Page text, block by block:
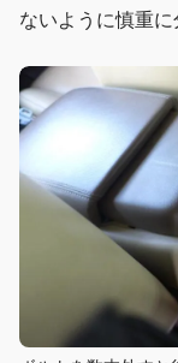
ないように慎重に